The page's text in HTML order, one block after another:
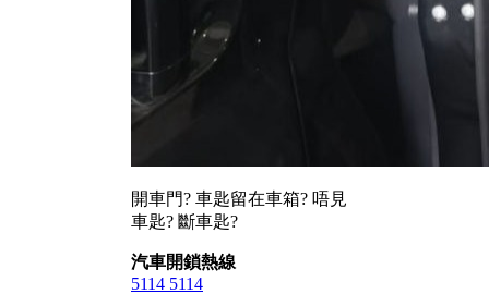
開車門? 車匙留在車箱? 唔見
車匙? 斷車匙?
汽車開鎖熱線
5114 5114